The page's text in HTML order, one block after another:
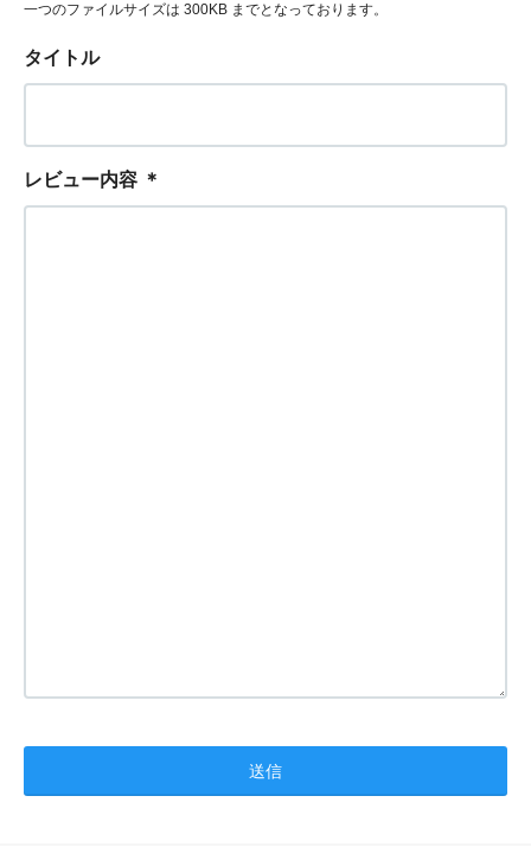
一つのファイルサイズは 300KB までとなっております。
タイトル
レビュー内容 ＊